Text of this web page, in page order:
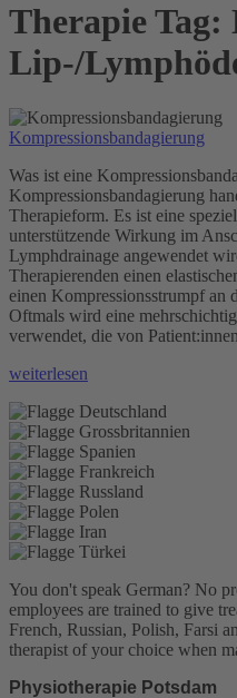
Therapie Tag:
Lip-/
Kompressionsbandagierung
Was ist eine
Kompressionsbandagierung
Therapieform. Es ist eine
unterstützende Wirkung im
Lymphdrainage angewendet
Therapierenden einen
einen Kompressionsstrumpf an
Oftmals wird eine
verwendet, die von
„Kompressionsbandagierung“
weiterlesen
You don't speak German? No
employees are trained to give
French, Russian, Polish, Farsi
therapist of your choice when
Physiotherapie Potsdam